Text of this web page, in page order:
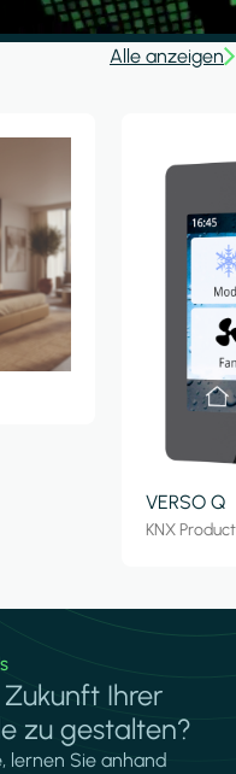
Alle anzeigen
VERSO Q
KNX
Ihrer
zu gestalten?
lernen Sie anhand